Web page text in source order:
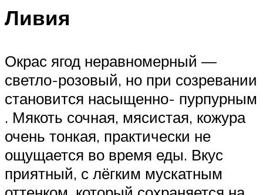
Ливия
Окрас ягод неравномерный —
светло-розовый, но при созревании
становится насыщенно- пурпурным
. Мякоть сочная, мясистая, кожура
очень тонкая, практически не
ощущается во время еды. Вкус
приятный, с лёгким мускатным